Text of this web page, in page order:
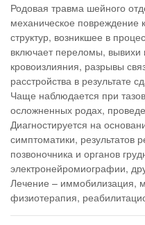
Родовая травма шейного
механическое повреждение
структур, возникшее в
включает переломы, вывихи
кровоизлияния, разрывы
расстройства в результате
Чаще наблюдается при
осложненных родах,
Диагностируется на
симптоматики, результатов
позвоночника и органов
электронейромиографии,
Лечение – иммобилизация,
физиотерапия,